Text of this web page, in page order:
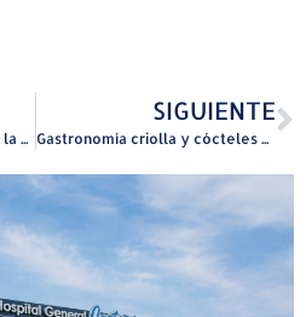
JetBlue Anuncia Sorteo para la Residencia de Bad Bunny ‘No Me Quiero Ir de Aquí’
SIGUIENTE
Gastronomía criolla y cócteles exclusivos en el Coliseo de P.R. elevarán la experiencia de la Residencia Musical de “Bad Bunny”